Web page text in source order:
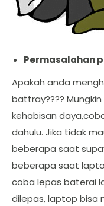
Permasalahan
Apakah anda
battray????
kehabisan
dahulu. Jika tidak
beberapa saat
beberapa saat
coba lepas baterai
dilepas, laptop bisa